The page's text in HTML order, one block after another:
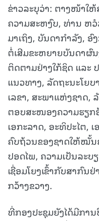
ຂ່າວລະບຸວ່າ: ຕາງໜ້າໃ
ຄວາມສະຫງົບ, ທ່ານ ຫວໍ
ມາເຖິງ, ບັນດາກຳລັງ,
ຕໍ່ເສີມຂະຫຍາຍບັນດາຜົ
ຕິດຕາມຢ່າງໃກ້ຊິດ ແລະ
ແນວທາງ, ລັດຖະນະໂຍ
ເລຂາ, ສະພາແຫ່ງຊາດ,
ຕອບສະໜອງຄວາມຮຽກ
ເອກະລາດ, ອະທິປະໄຕ,
ຄົບຖ້ວນຂອງຊາດໃຫ້ໝັ້ນ
ປອດໄພ, ຄວາມເປັນລະ
ເຊື່ອມໂຍງເຂົ້າກັບສາກົນ
ກວ້າງຂວາງ.
ທີ່ກອງປະຊຸມຍັງໄດ້ມີກາ